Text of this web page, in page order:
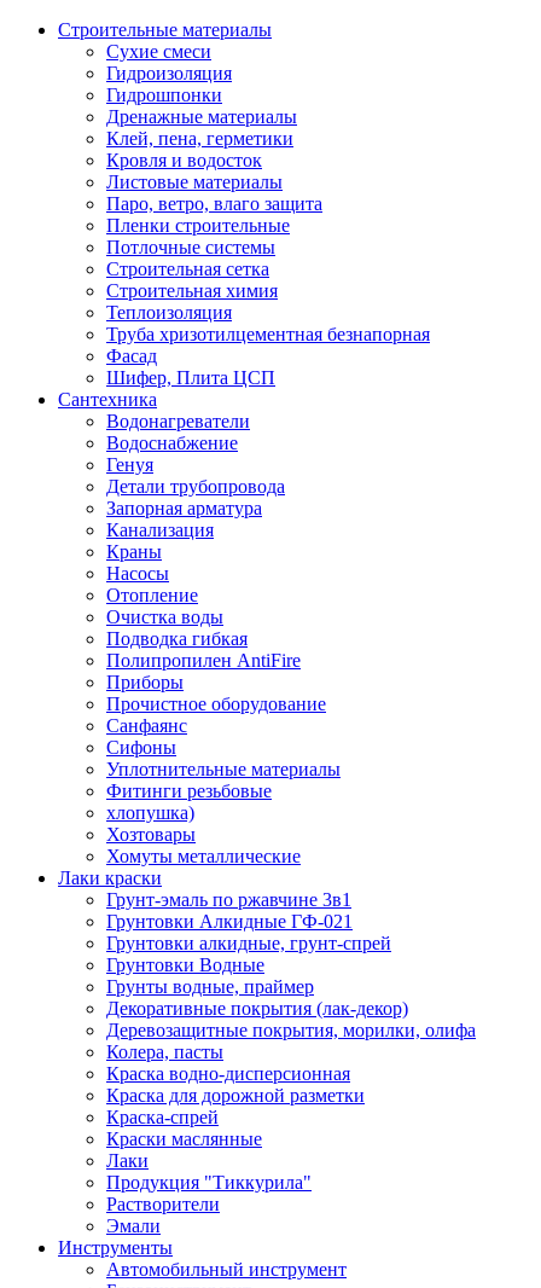
Строительные материалы
Сухие смеси
Гидроизоляция
Гидрошпонки
Дренажные материалы
Клей, пена, герметики
Кровля и водосток
Листовые материалы
Паро, ветро, влаго защита
Пленки строительные
Потлочные системы
Строительная сетка
Строительная химия
Теплоизоляция
Труба хризотилцементная безнапорная
Фасад
Шифер, Плита ЦСП
Сантехника
Водонагреватели
Водоснабжение
Генуя
Детали трубопровода
Запорная арматура
Канализация
Краны
Насосы
Отопление
Очистка воды
Подводка гибкая
Полипропилен AntiFire
Приборы
Прочистное оборудование
Санфаянс
Сифоны
Уплотнительные материалы
Фитинги резьбовые
хлопушка)
Хозтовары
Хомуты металлические
Лаки краски
Грунт-эмаль по ржавчине 3в1
Грунтовки Алкидные ГФ-021
Грунтовки алкидные, грунт-спрей
Грунтовки Водные
Грунты водные, праймер
Декоративные покрытия (лак-декор)
Деревозащитные покрытия, морилки, олифа
Колера, пасты
Краска водно-дисперсионная
Краска для дорожной разметки
Краска-спрей
Краски маслянные
Лаки
Продукция "Тиккурила"
Растворители
Эмали
Инструменты
Автомобильный инструмент